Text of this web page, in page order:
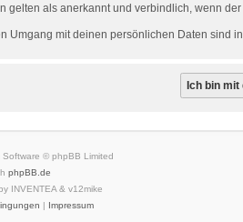
gelten als anerkannt und verbindlich, wenn
Umgang mit deinen persönlichen Daten sind
Software © phpBB Limited
phpBB.de
INVENTEA & v12mike
| Impressum